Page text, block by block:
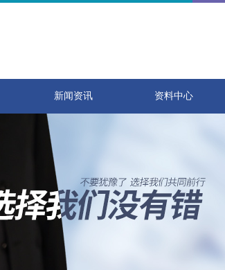
新闻资讯 资料中心